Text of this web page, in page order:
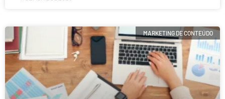
MARKETING DE CONTEÚDO